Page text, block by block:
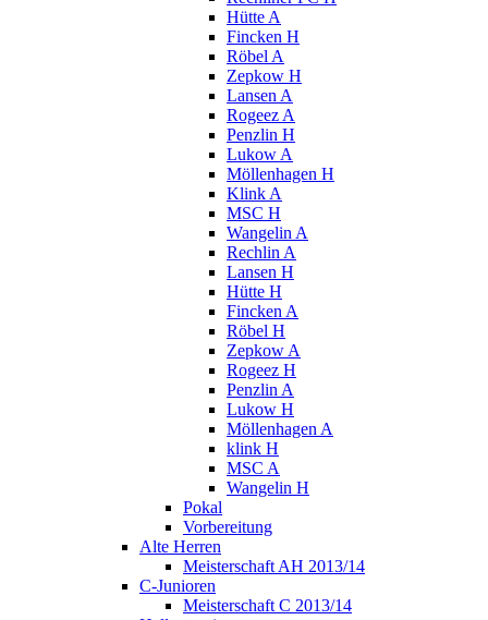
Hütte A
Fincken H
Röbel A
Zepkow H
Lansen A
Rogeez A
Penzlin H
Lukow A
Möllenhagen H
Klink A
MSC H
Wangelin A
Rechlin A
Lansen H
Hütte H
Fincken A
Röbel H
Zepkow A
Rogeez H
Penzlin A
Lukow H
Möllenhagen A
klink H
MSC A
Wangelin H
Pokal
Vorbereitung
Alte Herren
Meisterschaft AH 2013/14
C-Junioren
Meisterschaft C 2013/14